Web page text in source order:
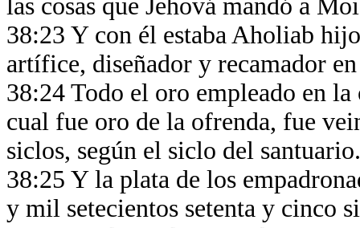
las cosas que Jehová mandó a
38:23 Y con él estaba Aholiab
artífice, diseñador y recamador
38:24 Todo el oro empleado en
cual fue oro de la ofrenda, fue
siclos, según el siclo del santuario.
38:25 Y la plata de los
y mil setecientos setenta y cinco